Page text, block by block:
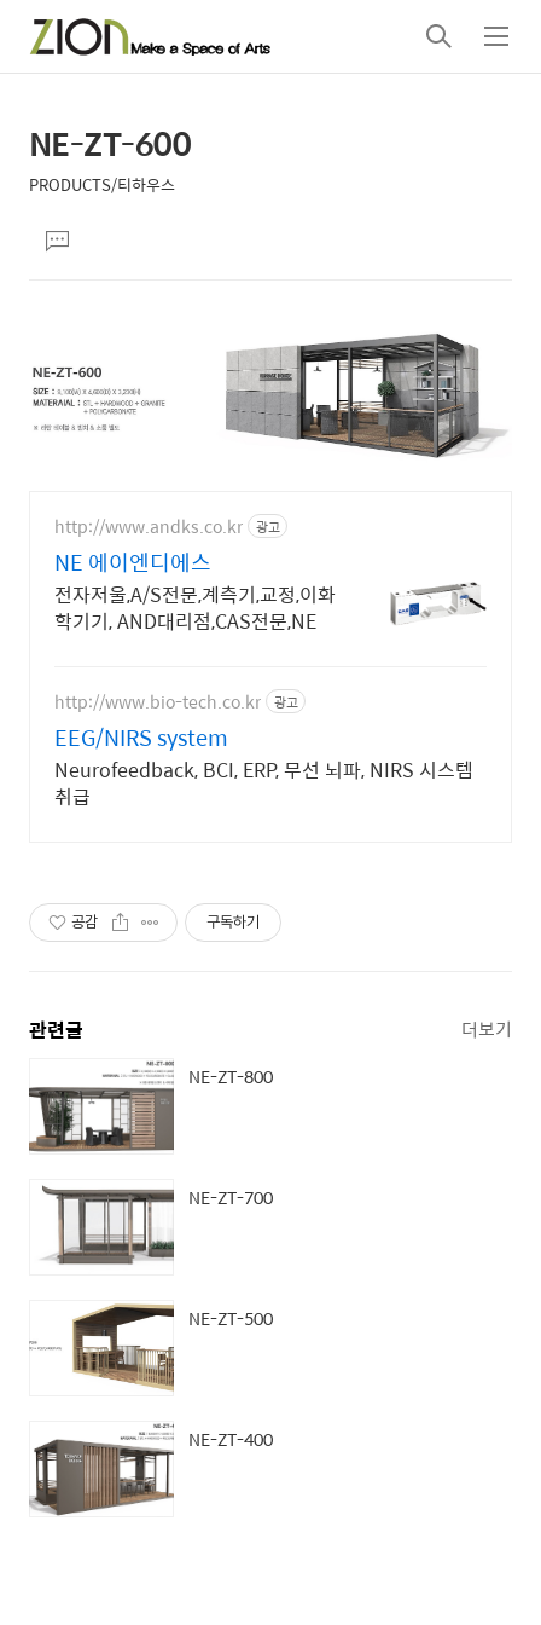
검
색
메
뉴
상
세
텐
본
문
제
목
NE-ZT-600
PRODUCTS/티하우스
문댓
글
http://www.andks.co.kr 광고
NE 에이엔디에스
전자저울,A/S전문,계측기,교정,이화
학기기, AND대리점,CAS전문,NE
http://www.bio-tech.co.kr 광고
EEG/NIRS system
Neurofeedback, BCI, ERP, 무선 뇌파, NIRS 시스템
취급
공감 구독하기
관련글 더보기
NE-ZT-800
NE-ZT-700
NE-ZT-500
NE-ZT-400